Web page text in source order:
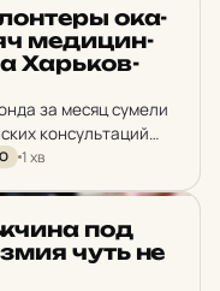
ока­
ме­ди­цин­
Харь­ков­
за месяц сумели
консультаций
собственную…
1 хв
под
чуть не